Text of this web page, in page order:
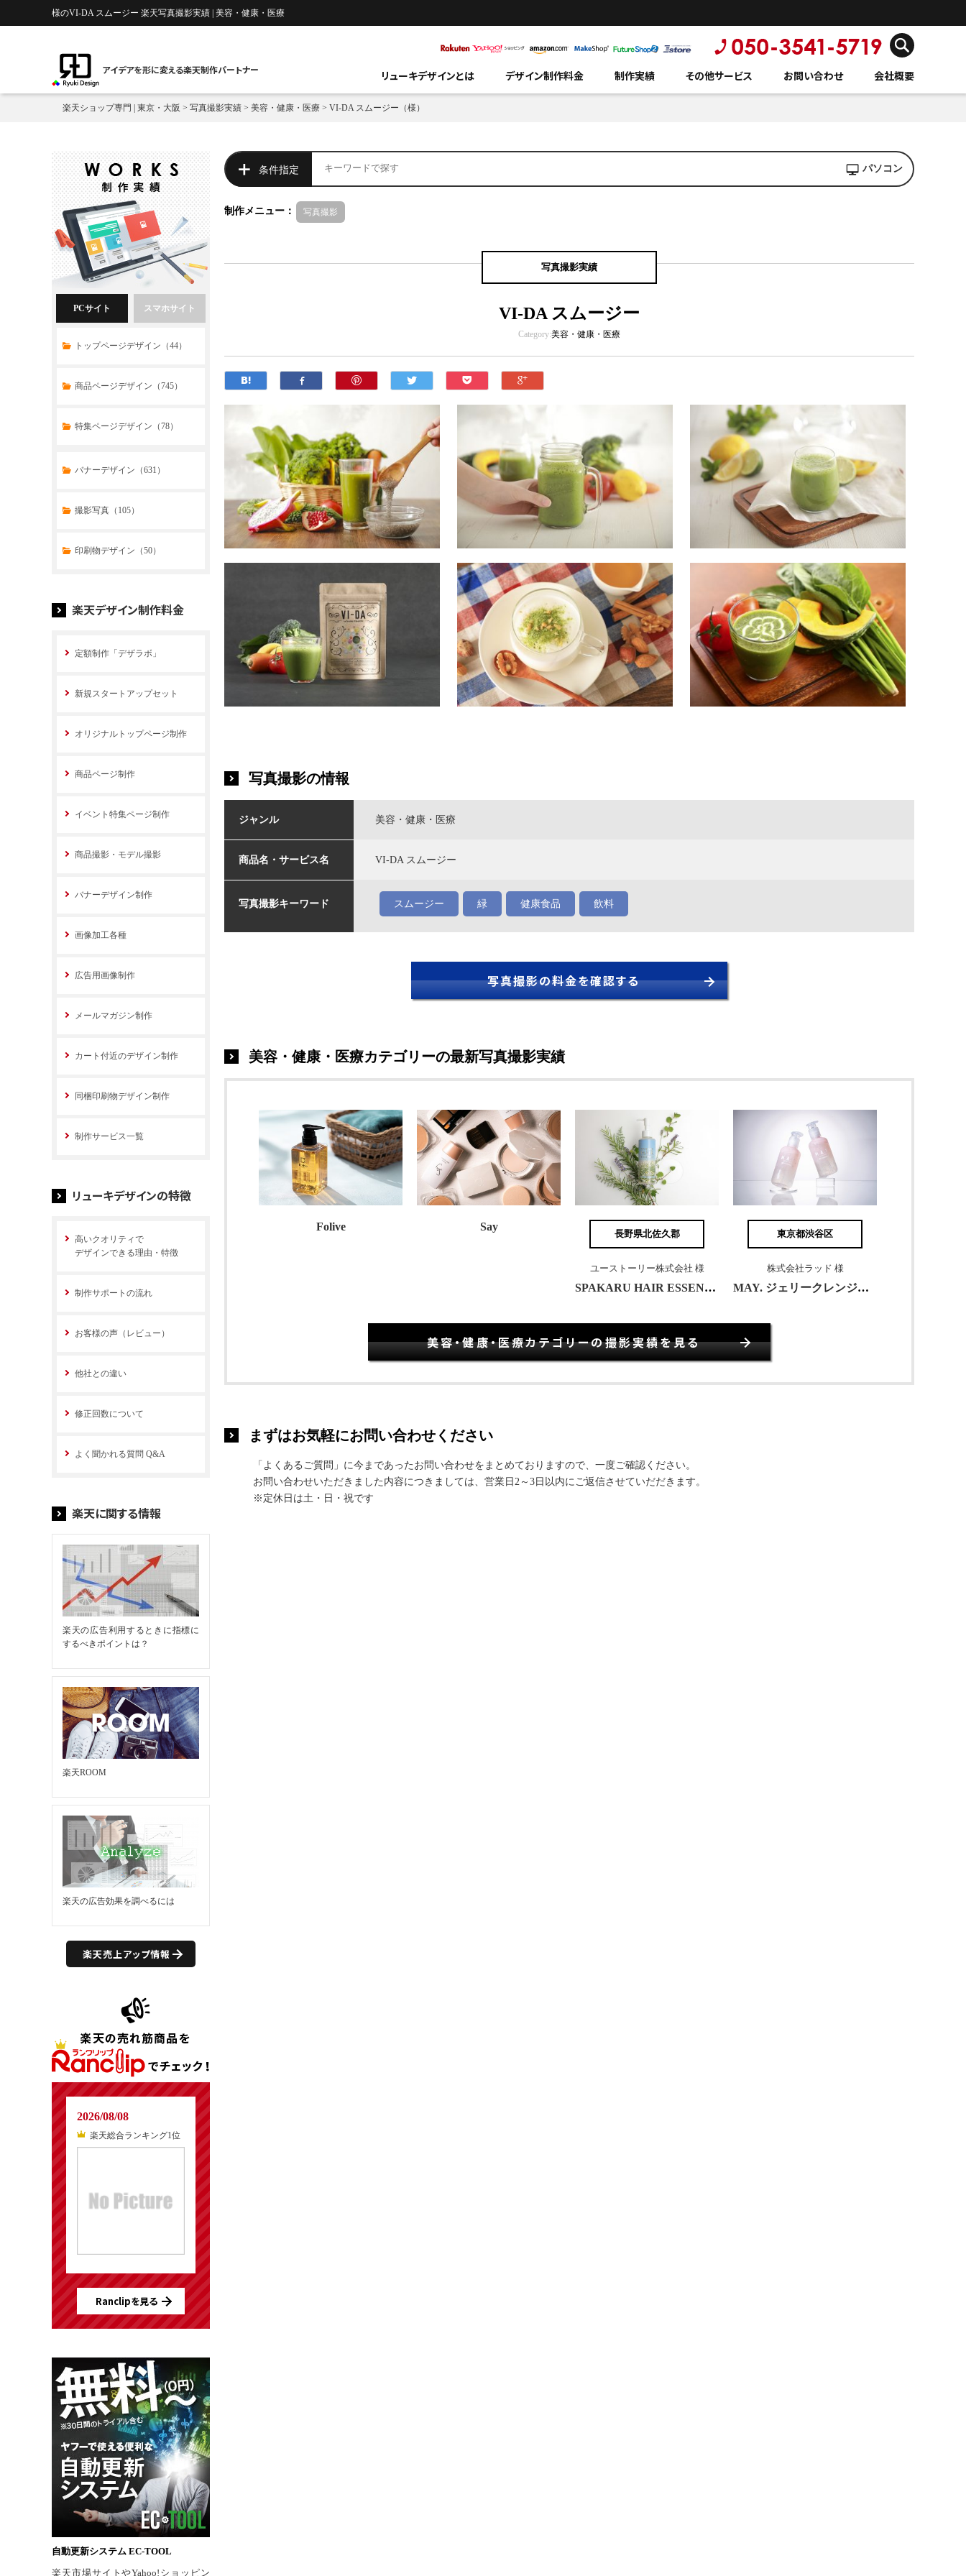
様のVI-DA スムージー 楽天写真撮影実績 | 美容・健康・医療
アイデアを形に変える楽天制作パートナー リューキデザインとは デザイン制作料金 制作実績 その他サービス お問い合わせ 会社概要
楽天ショップ専門 | 東京・大阪 > 写真撮影実績 > 美容・健康・医療 > VI-DA スムージー（様）
条件指定 パソコン
制作メニュー： 写真撮影
写真撮影実績
VI-DA スムージー
Category:美容・健康・医療
写真撮影の情報
ジャンル 美容・健康・医療
商品名・サービス名 VI-DA スムージー
写真撮影キーワード スムージー 緑 健康食品 飲料
写真撮影の料金を確認する
美容・健康・医療カテゴリーの最新写真撮影実績
Folive Say
長野県北佐久郡
ユーストーリー株式会社 様
SPAKARU HAIR ESSENCE
東京都渋谷区
株式会社ラッド 様
MAY. ジェリークレンジングウォッシュ
美容・健康・医療カテゴリーの撮影実績を見る
まずはお気軽にお問い合わせください
「よくあるご質問」に今まであったお問い合わせをまとめておりますので、一度ご確認ください。
お問い合わせいただきました内容につきましては、営業日2～3日以内にご返信させていだだきます。
※定休日は土・日・祝です
PCサイト
トップページデザイン（44）
商品ページデザイン（745）
特集ページデザイン（78）
スマホサイト
トップページデザイン（32）
商品ページデザイン（769）
特集ページデザイン（59）
バナーデザイン（631）
撮影写真（105）
印刷物デザイン（50）
楽天デザイン制作料金
定額制作「デザラボ」
新規スタートアップセット
オリジナルトップページ制作
商品ページ制作
イベント特集ページ制作
商品撮影・モデル撮影
バナーデザイン制作
画像加工各種
広告用画像制作
メールマガジン制作
カート付近のデザイン制作
同梱印刷物デザイン制作
制作サービス一覧
リューキデザインの特徴
高いクオリティで
デザインできる理由・特徴
制作サポートの流れ
お客様の声（レビュー）
他社との違い
修正回数について
よく聞かれる質問 Q&A
楽天に関する情報
楽天の広告利用するときに指標に
するべきポイントは？
楽天ROOM
楽天の広告効果を調べるには
楽天売上アップ情報
2026/08/08
楽天総合ランキング1位
Ranclipを見る
自動更新システム EC-TOOL
楽天市場サイトやYahoo!ショッピン